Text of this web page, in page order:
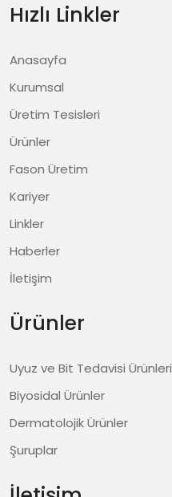
Hızlı Linkler
Anasayfa
Kurumsal
Üretim Tesisleri
Ürünler
Fason Üretim
Kariyer
Linkler
Haberler
İletişim
Ürünler
Uyuz ve Bit Tedavisi Ürünleri
Biyosidal Ürünler
Dermatolojik Ürünler
Şuruplar